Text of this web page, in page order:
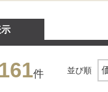
161件 並び順